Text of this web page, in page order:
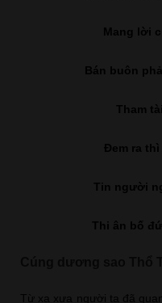
Mang lời
Bán buôn
Tham
Đem ra
Tin người
Thi ân bố
Từ xa xưa người ta đã